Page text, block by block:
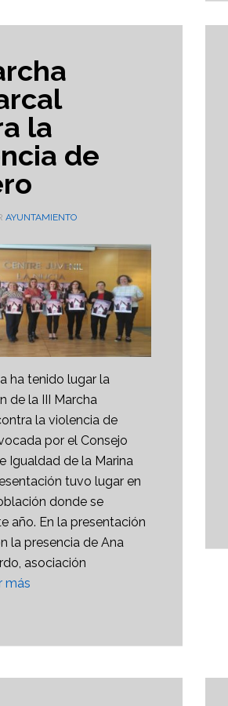
la
de
AYUNTAMIENTO
ha tenido lugar la
de la III Marcha
la violencia de
por el Consejo
Igualdad de la Marina
tuvo lugar en
donde se
año. En la presentación
la presencia de Ana
asociación
más